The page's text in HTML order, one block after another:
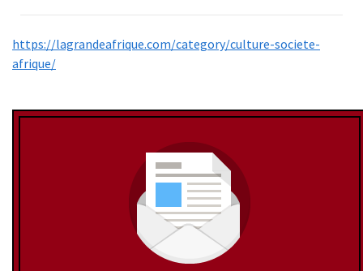
https://lagrandeafrique.com/category/culture-societe-
afrique/